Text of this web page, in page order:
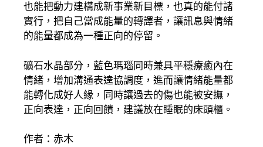
也能把動力建構成新事業新目標，也真的能付諸
實行，把自己當成能量的轉譯者，讓訊息與情緒
的能量都成為一種正向的停留。
礦石水晶部分，藍色瑪瑙同時兼具平穩療癒內在
情緒，增加溝通表達協調度，進而讓情緒能量都
能轉化成好人緣，同時讓過去的傷也能被安撫，
正向表達，正向回饋，建議放在睡眠的床頭櫃。
作者：赤木